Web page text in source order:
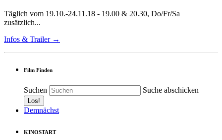
Täglich vom 19.10.-24.11.18 - 19.00 & 20.30, Do/Fr/Sa
zusätzlich...
Infos & Trailer →
Film Finden
Suchen Suche abschicken
Demnächst
KINOSTART